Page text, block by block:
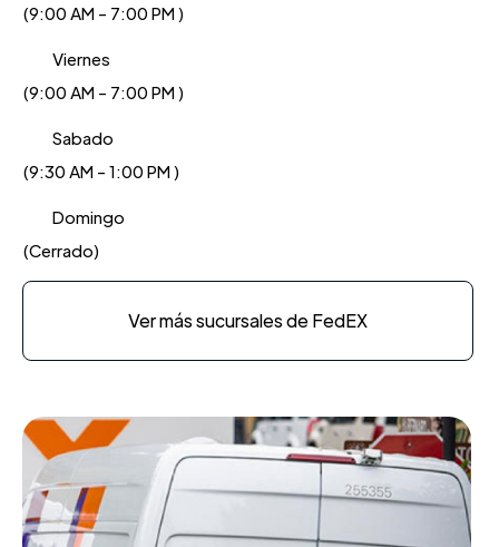
(9:00 AM - 7:00 PM )
Viernes
(9:00 AM - 7:00 PM )
Sabado
(9:30 AM - 1:00 PM )
Domingo
(Cerrado)
Ver más sucursales de FedEX